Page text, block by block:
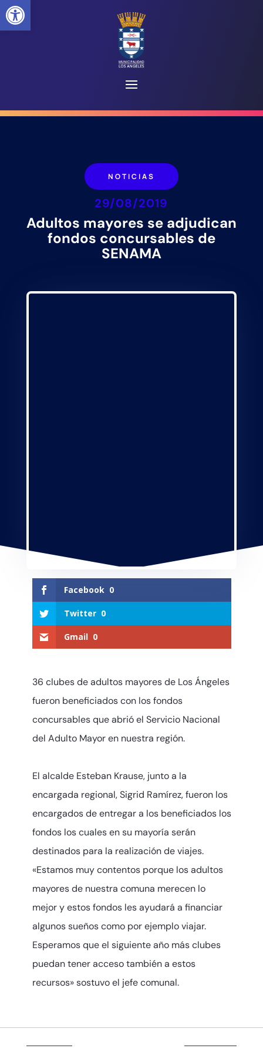
NOTICIAS
29/08/2019
Adultos mayores se adjudican
fondos concursables de
SENAMA
Facebook 0
Twitter 0
Gmail 0
36 clubes de adultos mayores de Los Ángeles
fueron beneficiados con los fondos
concursables que abrió el Servicio Nacional
del Adulto Mayor en nuestra región.
El alcalde Esteban Krause, junto a la
encargada regional, Sigrid Ramírez, fueron los
encargados de entregar a los beneficiados los
fondos los cuales en su mayoría serán
destinados para la realización de viajes.
«Estamos muy contentos porque los adultos
mayores de nuestra comuna merecen lo
mejor y estos fondos les ayudará a financiar
algunos sueños como por ejemplo viajar.
Esperamos que el siguiente año más clubes
puedan tener acceso también a estos
recursos» sostuvo el jefe comunal.